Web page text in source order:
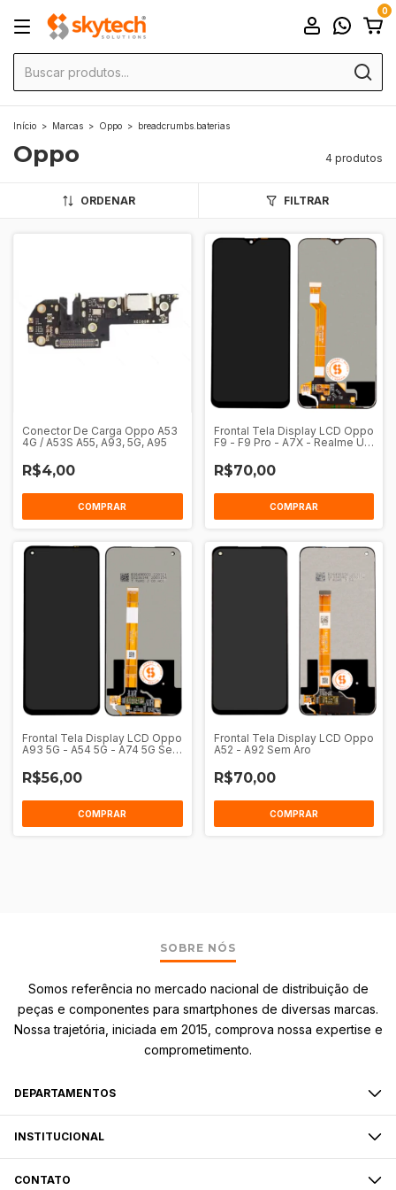
0
Início > Marcas > Oppo > breadcrumbs.baterias
Oppo 4 produtos
ORDENAR FILTRAR
Conector De Carga Oppo A53
4G / A53S A55, A93, 5G, A95
R$4,00
Frontal Tela Display LCD Oppo
F9 - F9 Pro - A7X - Realme U1
R$70,00
COMPRAR
Frontal Tela Display LCD Oppo
A93 5G - A54 5G - A74 5G Sem
R$56,00
COMPRAR
Frontal Tela Display LCD Oppo
A52 - A92 Sem Aro
R$70,00
COMPRAR
SOBRE NÓS
Somos referência no mercado nacional de distribuição de
peças e componentes para smartphones de diversas marcas.
Nossa trajetória, iniciada em 2015, comprova nossa expertise e
comprometimento.
DEPARTAMENTOS
INSTITUCIONAL
CONTATO